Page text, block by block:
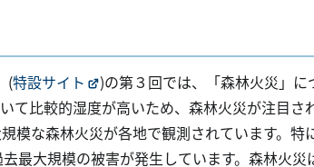
(特設サイト
)の第３回では、「森林火災」に
て比較的湿度が高いため、森林火災が注目さ
模な森林火災が各地で観測されています。特
最大規模の被害が発生しています。森林火災